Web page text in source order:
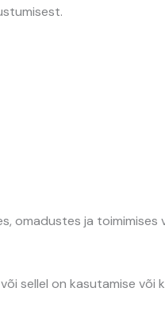
omadustes ja toimimises
sellel on kasutamise või